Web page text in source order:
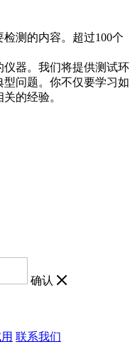
测的内容。超过100个
器。我们将提供测试环
问题。你不仅要学习如
的经验。
确认
联系我们